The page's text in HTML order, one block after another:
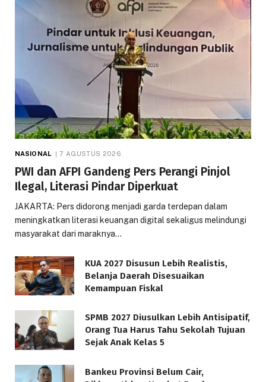
NASIONAL 7 AGUSTUS 2026
PWI dan AFPI Gandeng Pers Perangi Pinjol
Ilegal, Literasi Pindar Diperkuat
JAKARTA: Pers didorong menjadi garda terdepan dalam
meningkatkan literasi keuangan digital sekaligus melindungi
masyarakat dari maraknya…
KUA 2027 Disusun Lebih Realistis,
Belanja Daerah Disesuaikan
Kemampuan Fiskal
SPMB 2027 Diusulkan Lebih Antisipatif,
Orang Tua Harus Tahu Sekolah Tujuan
Sejak Anak Kelas 5
Bankeu Provinsi Belum Cair,